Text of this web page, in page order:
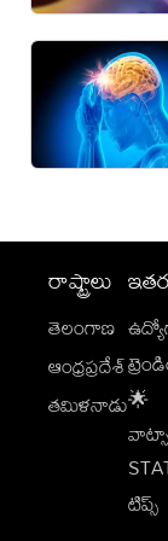
రాష్ట్రాలు
తెలంగాణ
ఆంధ్రప్రదేశ్
తమిళనాడు🌟
టిప్స్